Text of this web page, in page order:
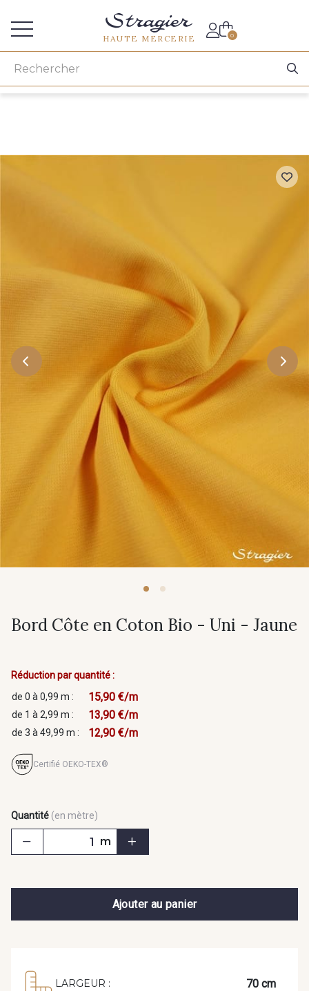
HAUTE MERCERIE 0
Bord Côte en Coton Bio - Uni - Jaune
Réduction par quantité :
de 0 à 0,99 m :
15,90 €/m
de 1 à 2,99 m : 13,90 €/m
de 3 à 49,99 m : 12,90 €/m
Certifié OEKO-TEX®
Quantité (en mètre)
m
Ajouter au panier
LARGEUR : 70 cm